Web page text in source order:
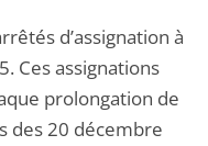
d’assignation à
Ces assignations
prolongation de
des 20 décembre